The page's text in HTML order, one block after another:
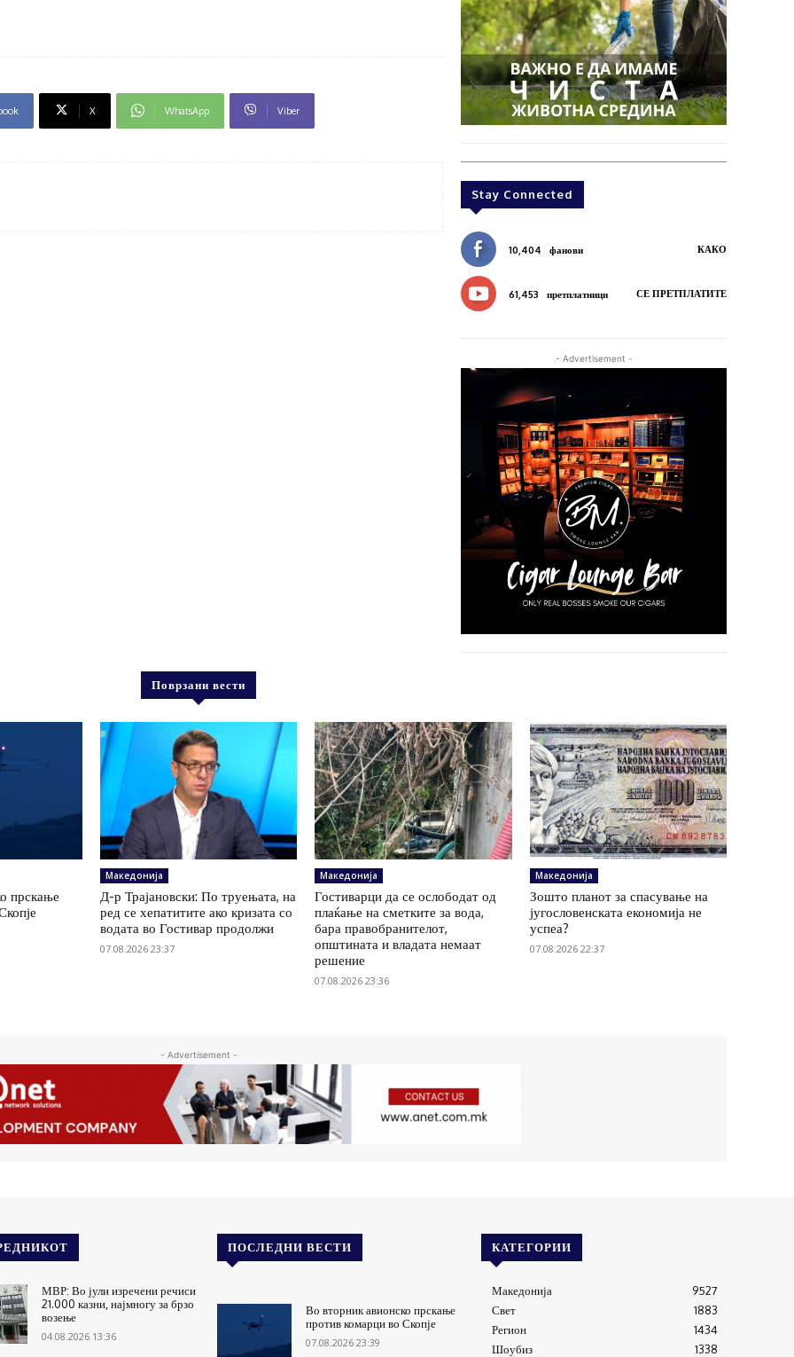
X WhatsApp Viber
Stay Connected
10,404 фанови КАКО
61,453 претплатници СЕ ПРЕТПЛАТИТЕ
- Advertisement -
Поврзани вести
прскање
Македонија
Д-р Трајановски: По труењата, на
ред се хепатитите ако кризата со
водата во Гостивар продолжи
07.08.2026 23:37
Македонија
Гостиварци да се ослободат од
плаќање на сметките за вода,
бара правобранителот,
општината и владата немаат
решение
07.08.2026 23:36
Македонија
Зошто планот за спасување на
југословенската економија не
успеа?
07.08.2026 22:37
- Advertisement -
МВР: Во јули изречени речиси
21.000 казни, најмногу за брзо
возење
04.08.2026 13:36
ПОСЛЕДНИ ВЕСТИ
Во вторник авионско прскање
против комарци во Скопје
07.08.2026 23:39
КАТЕГОРИИ
Македонија
9527
Свет
1883
Регион
1434
Шоубиз
1338